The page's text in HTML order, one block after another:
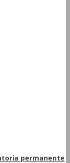
permanente